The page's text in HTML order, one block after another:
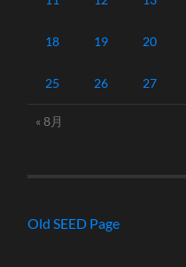
18 19 20
25 26 27
« 8月
Old SEED Page